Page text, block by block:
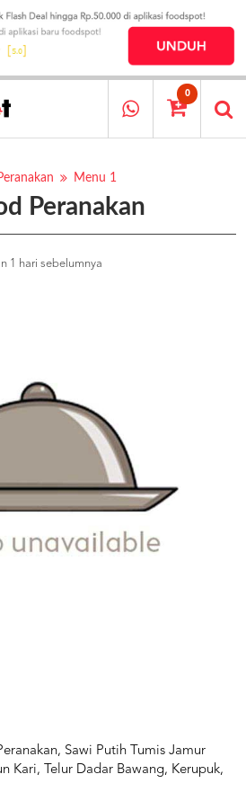
0
Menu 1
Peranakan
1 hari sebelumnya
Sawi Putih Tumis Jamur
Kari, Telur Dadar Bawang, Kerupuk,